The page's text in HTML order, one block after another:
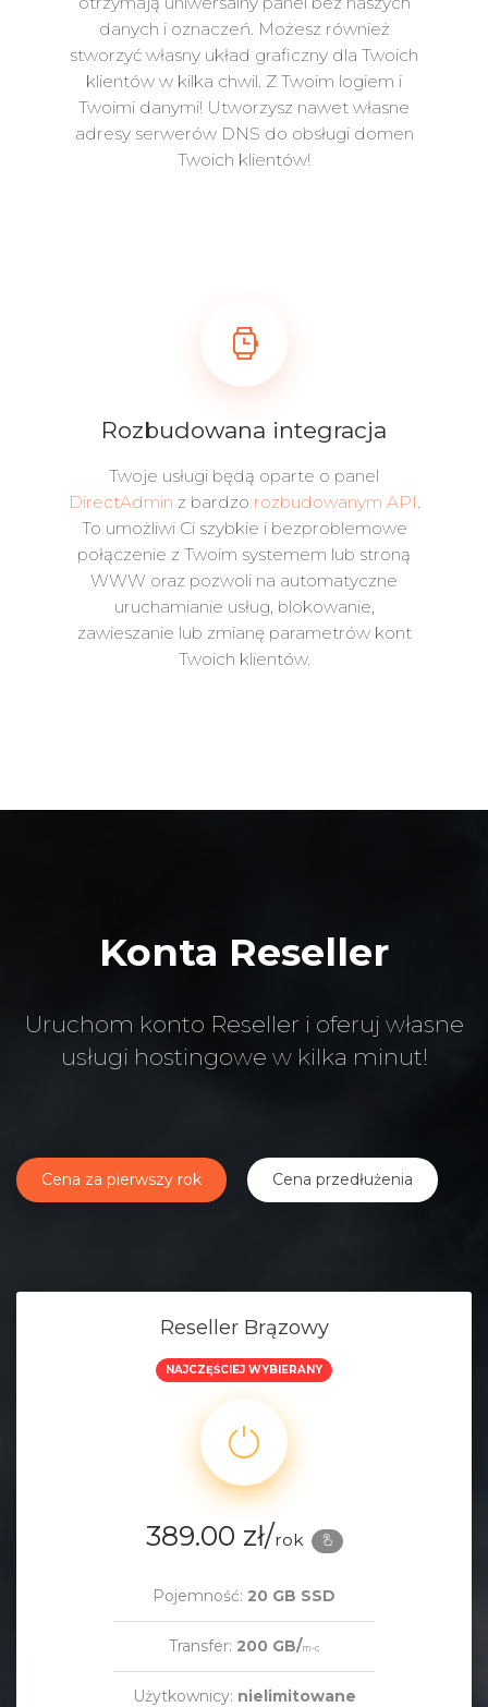
danych i oznaczeń. Możesz również
stworzyć własny układ graficzny dla Twoich
klientów w kilka chwil. Z Twoim logiem i
Twoimi danymi! Utworzysz nawet własne
adresy serwerów DNS do obsługi domen
Twoich klientów!
Rozbudowana integracja
Twoje usługi będą oparte o panel
DirectAdmin z bardzo rozbudowanym API.
To umożliwi Ci szybkie i bezproblemowe
połączenie z Twoim systemem lub stroną
WWW oraz pozwoli na automatyczne
uruchamianie usług, blokowanie,
zawieszanie lub zmianę parametrów kont
Twoich klientów.
Konta Reseller
Uruchom konto Reseller i oferuj własne
usługi hostingowe w kilka minut!
Cena za pierwszy rok Cena przedłużenia
Reseller Brązowy
NAJCZĘŚCIEJ WYBIERANY
389.00 zł/rok
Pojemność: 20 GB SSD
Transfer: 200 GB/m-c
Użytkownicy: nielimitowane